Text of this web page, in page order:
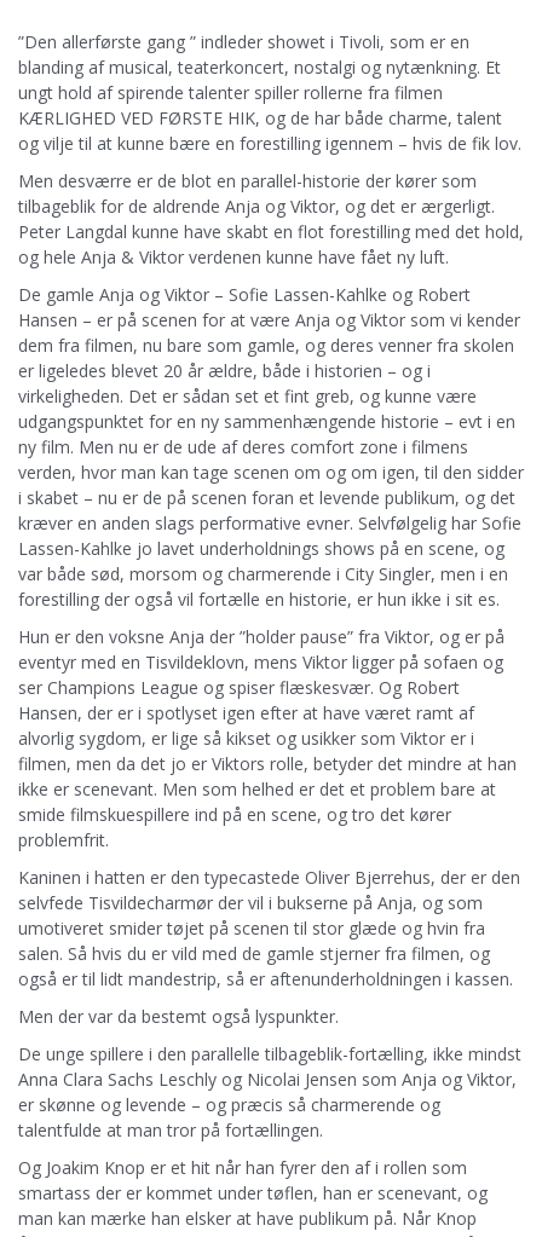
”Den allerførste gang ” indleder showet i Tivoli, som er en
blanding af musical, teaterkoncert, nostalgi og nytænkning. Et
ungt hold af spirende talenter spiller rollerne fra filmen
KÆRLIGHED VED FØRSTE HIK, og de har både charme, talent
og vilje til at kunne bære en forestilling igennem – hvis de fik lov.
Men desværre er de blot en parallel-historie der kører som
tilbageblik for de aldrende Anja og Viktor, og det er ærgerligt.
Peter Langdal kunne have skabt en flot forestilling med det hold,
og hele Anja & Viktor verdenen kunne have fået ny luft.
De gamle Anja og Viktor – Sofie Lassen-Kahlke og Robert
Hansen – er på scenen for at være Anja og Viktor som vi kender
dem fra filmen, nu bare som gamle, og deres venner fra skolen
er ligeledes blevet 20 år ældre, både i historien – og i
virkeligheden. Det er sådan set et fint greb, og kunne være
udgangspunktet for en ny sammenhængende historie – evt i en
ny film. Men nu er de ude af deres comfort zone i filmens
verden, hvor man kan tage scenen om og om igen, til den sidder
i skabet – nu er de på scenen foran et levende publikum, og det
kræver en anden slags performative evner. Selvfølgelig har Sofie
Lassen-Kahlke jo lavet underholdnings shows på en scene, og
var både sød, morsom og charmerende i City Singler, men i en
forestilling der også vil fortælle en historie, er hun ikke i sit es.
Hun er den voksne Anja der ”holder pause” fra Viktor, og er på
eventyr med en Tisvildeklovn, mens Viktor ligger på sofaen og
ser Champions League og spiser flæskesvær. Og Robert
Hansen, der er i spotlyset igen efter at have været ramt af
alvorlig sygdom, er lige så kikset og usikker som Viktor er i
filmen, men da det jo er Viktors rolle, betyder det mindre at han
ikke er scenevant. Men som helhed er det et problem bare at
smide filmskuespillere ind på en scene, og tro det kører
problemfrit.
Kaninen i hatten er den typecastede Oliver Bjerrehus, der er den
selvfede Tisvildecharmør der vil i bukserne på Anja, og som
umotiveret smider tøjet på scenen til stor glæde og hvin fra
salen. Så hvis du er vild med de gamle stjerner fra filmen, og
også er til lidt mandestrip, så er aftenunderholdningen i kassen.
Men der var da bestemt også lyspunkter.
De unge spillere i den parallelle tilbageblik-fortælling, ikke mindst
Anna Clara Sachs Leschly og Nicolai Jensen som Anja og Viktor,
er skønne og levende – og præcis så charmerende og
talentfulde at man tror på fortællingen.
Og Joakim Knop er et hit når han fyrer den af i rollen som
smartass der er kommet under tøflen, han er scenevant, og
man kan mærke han elsker at have publikum på. Når Knop